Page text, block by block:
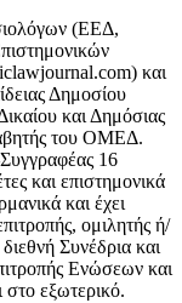
(ΕΕΔ,
και
Δημοσίου
και Δημόσιας
του ΟΜΕΔ.
16
και επιστημονικά
και έχει
ομιλητής ή/
Συνέδρια και
Ενώσεων και
εξωτερικό.